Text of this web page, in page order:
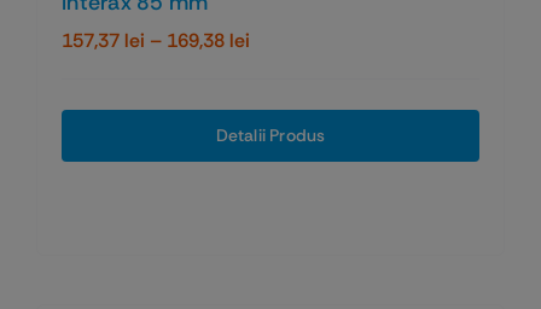
157,37 lei – 169,38 leiInterval
157,37 lei
până
Detalii Produs